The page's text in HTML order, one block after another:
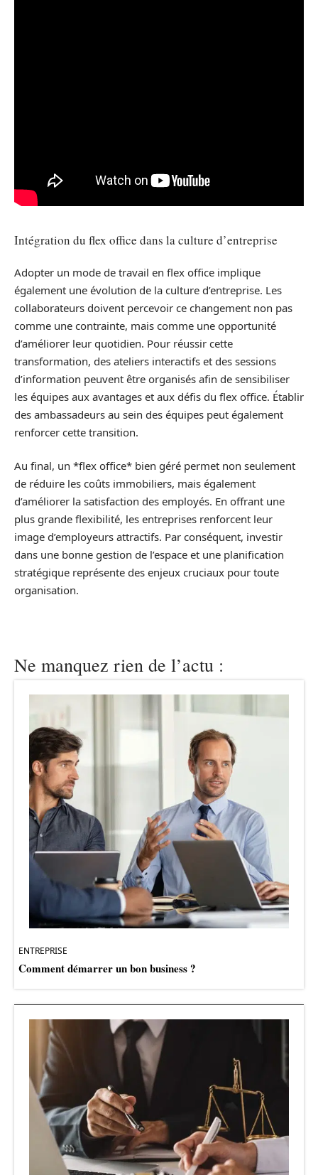
Intégration du flex office dans la culture d’entreprise
Adopter un mode de travail en flex office implique
également une évolution de la culture d’entreprise. Les
collaborateurs doivent percevoir ce changement non pas
comme une contrainte, mais comme une opportunité
d’améliorer leur quotidien. Pour réussir cette
transformation, des ateliers interactifs et des sessions
d’information peuvent être organisés afin de sensibiliser
les équipes aux avantages et aux défis du flex office. Établir
des ambassadeurs au sein des équipes peut également
renforcer cette transition.
Au final, un *flex office* bien géré permet non seulement
de réduire les coûts immobiliers, mais également
d’améliorer la satisfaction des employés. En offrant une
plus grande flexibilité, les entreprises renforcent leur
image d’employeurs attractifs. Par conséquent, investir
dans une bonne gestion de l’espace et une planification
stratégique représente des enjeux cruciaux pour toute
organisation.
Ne manquez rien de l’actu :
ENTREPRISE
Comment démarrer un bon business ?